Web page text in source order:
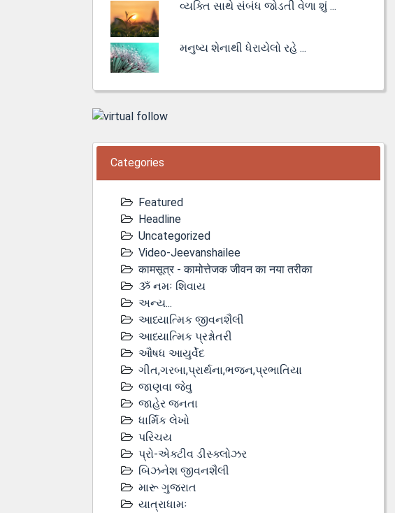
વ્યક્તિ સાથે સંબંધ જોડતી વેળા શું ...
મનુષ્ય શેનાથી ધેરાયેલો રહે ...
Categories
Featured
Headline
Uncategorized
Video-Jeevanshailee
कामसूत्र - कामोत्तेजक जीवन का नया तरीका
ૐ નમઃ શિવાય
અન્ય...
આધ્યાત્મિક જીવનશૈલી
આધ્યાત્મિક પ્રશ્નોતરી
ઔષધ આયુર્વેદ
ગીત,ગરબા,પ્રાર્થના,ભજન,પ્રભાતિયા
જાણવા જેવુ
જાહેર જનતા
ધાર્મિક લેખો
પરિચય
પ્રો-એક્ટીવ ડીસ્‍ક્લોઝર
બિઝનેશ જીવનશૈલી
મારૂ ગુજરાત
યાત્રાધામઃ